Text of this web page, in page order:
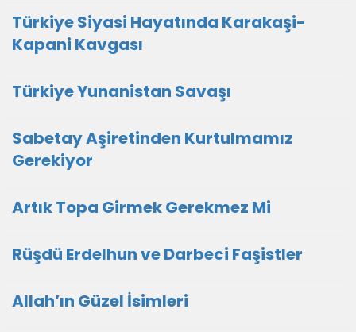
Türkiye Siyasi Hayatında Karakaşi-
Kapani Kavgası
Türkiye Yunanistan Savaşı
Sabetay Aşiretinden Kurtulmamız
Gerekiyor
Artık Topa Girmek Gerekmez Mi
Rüşdü Erdelhun ve Darbeci Faşistler
Allah’ın Güzel İsimleri